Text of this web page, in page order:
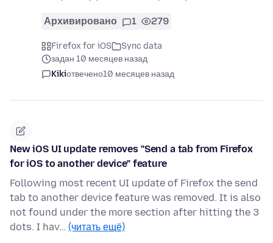
Архивировано 1 279
Firefox for iOS
Sync data
задан 10 месяцев назад
Kikiотвечено10 месяцев назад
New iOS UI update removes "Send a tab from Firefox
for iOS to another device" feature
Following most recent UI update of Firefox the send
tab to another device feature was removed. It is also
not found under the more section after hitting the 3
dots. I hav… (читать ещё)